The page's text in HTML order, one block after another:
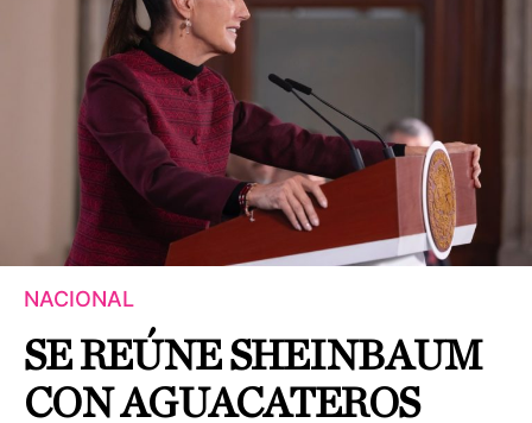
NACIONAL
SE REÚNE SHEINBAUM
CON AGUACATEROS